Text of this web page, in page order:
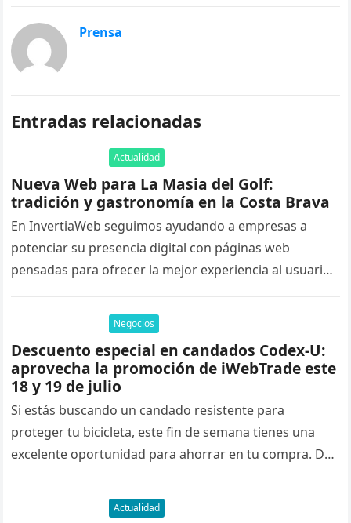
Prensa
Entradas relacionadas
Actualidad
Nueva Web para La Masia del Golf:
tradición y gastronomía en la Costa Brava
En InvertiaWeb seguimos ayudando a empresas a
potenciar su presencia digital con páginas web
pensadas para ofrecer la mejor experiencia al usuario
Negocios
Descuento especial en candados Codex-U:
aprovecha la promoción de iWebTrade este
18 y 19 de julio
Si estás buscando un candado resistente para
proteger tu bicicleta, este fin de semana tienes una
excelente oportunidad para ahorrar en tu compra. Del
Actualidad